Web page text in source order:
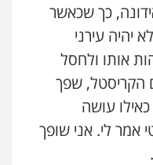
כך שכאשר
יהיה עירני
אותו ולחסל
הקריסטל, שפך
עושה
אמר לי. אני שופך